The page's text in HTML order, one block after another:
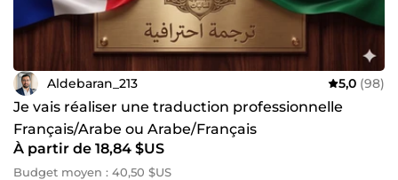
Aldebaran_213 5,0 (98)
Je vais réaliser une traduction professionnelle
Français/Arabe ou Arabe/Français
À partir de 18,84 $US
Budget moyen : 40,50 $US